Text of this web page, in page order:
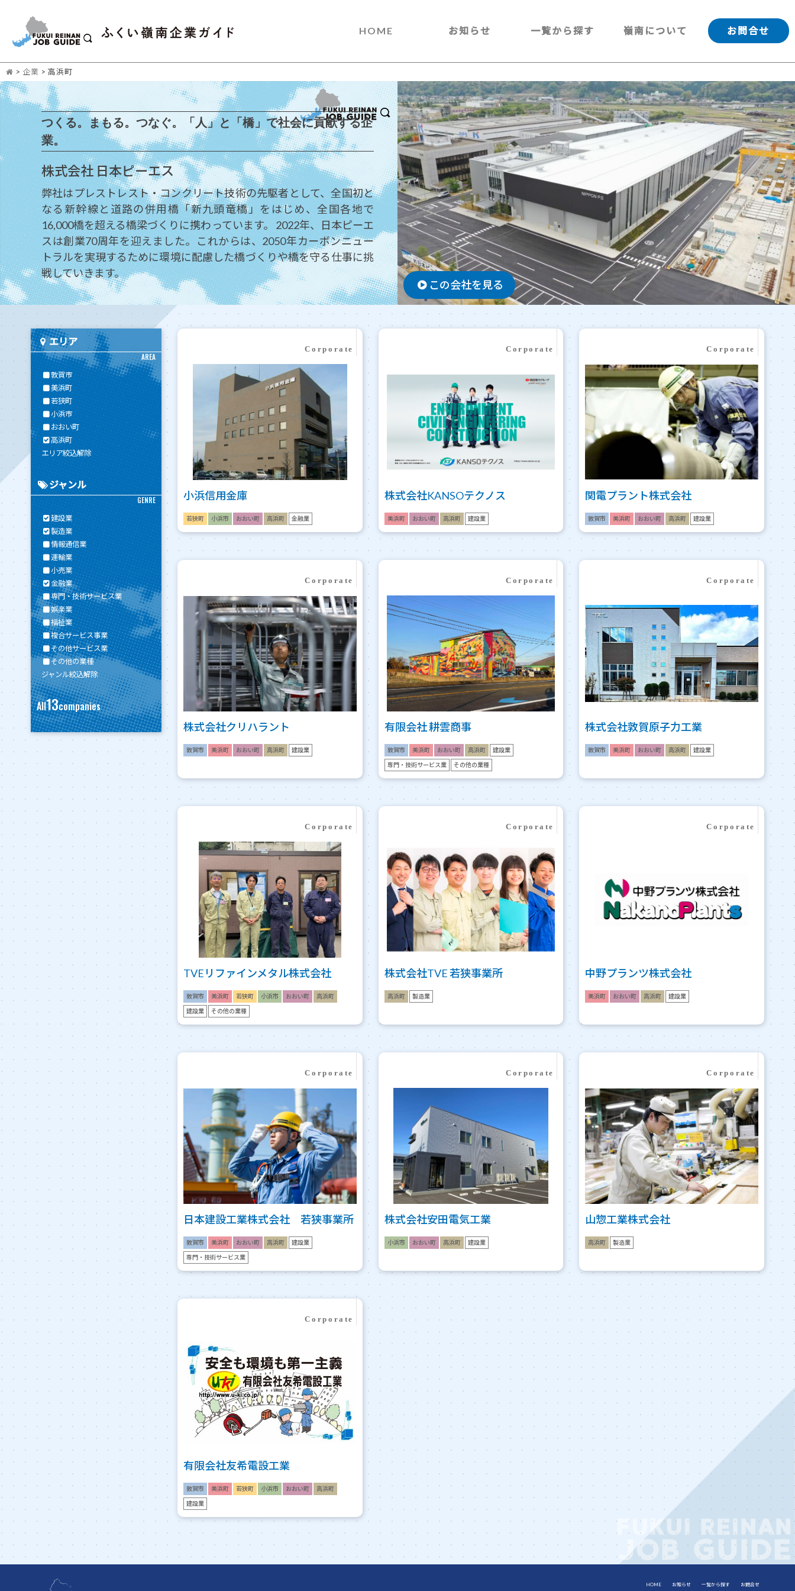
HOME お知らせ 一覧から探す 嶺南について お問合せ
> 企業 > 高浜町
つくる。まもる。つなぐ。「人」と「橋」で社会に貢献する企
業。
株式会社 日本ピーエス
弊社はプレストレスト・コンクリート技術の先駆者として、全国初と
なる新幹線と道路の併用橋「新九頭竜橋」をはじめ、全国各地で
16,000橋を超える橋梁づくりに携わっています。 2022年、日本ピーエ
スは創業70周年を迎えました。これからは、2050年カーボンニュー
トラルを実現するために環境に配慮した橋づくりや橋を守る仕事に挑
戦していきます。
この会社を見る
エリア
AREA
敦賀市
美浜町
若狭町
小浜市
おおい町
高浜町
エリア絞込解除
ジャンル
GENRE
建設業
製造業
情報通信業
運輸業
小売業
金融業
専門・技術サービス業
娯楽業
福祉業
複合サービス事業
その他サービス業
その他の業種
ジャンル絞込解除
All13companies
小浜信用金庫
若狭町 小浜市 おおい町 高浜町 金融業
株式会社KANSOテクノス
美浜町 おおい町 高浜町 建設業
関電プラント株式会社
敦賀市 美浜町 おおい町 高浜町 建設業
株式会社クリハラント
敦賀市 美浜町 おおい町 高浜町 建設業
有限会社 耕雲商事
敦賀市 美浜町 おおい町 高浜町 建設業
専門・技術サービス業 その他の業種
株式会社敦賀原子力工業
敦賀市 美浜町 おおい町 高浜町 建設業
TVEリファインメタル株式会社
敦賀市 美浜町 若狭町 小浜市 おおい町 高浜町
建設業 その他の業種
株式会社TVE 若狭事業所
高浜町 製造業
中野プランツ株式会社
美浜町 おおい町 高浜町 建設業
日本建設工業株式会社 若狭事業所
敦賀市 美浜町 おおい町 高浜町 建設業
専門・技術サービス業
株式会社安田電気工業
小浜市 おおい町 高浜町 建設業
山惣工業株式会社
高浜町 製造業
有限会社友希電設工業
敦賀市 美浜町 若狭町 小浜市 おおい町 高浜町
建設業
HOME お知らせ 一覧から探す お問合せ